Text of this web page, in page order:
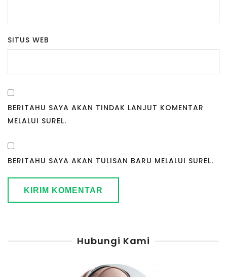
SITUS WEB
BERITAHU SAYA AKAN TINDAK LANJUT KOMENTAR
MELALUI SUREL.
BERITAHU SAYA AKAN TULISAN BARU MELALUI SUREL.
Hubungi Kami